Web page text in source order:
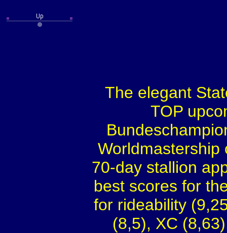
The elegant
TOP
Worldmastership
70-day stallion
best scores for
for rideability
(8,5), XC